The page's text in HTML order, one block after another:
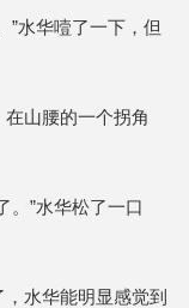
水华噎了一下，但
山腰的一个拐角
。”水华松了一口
水华能明显感觉到